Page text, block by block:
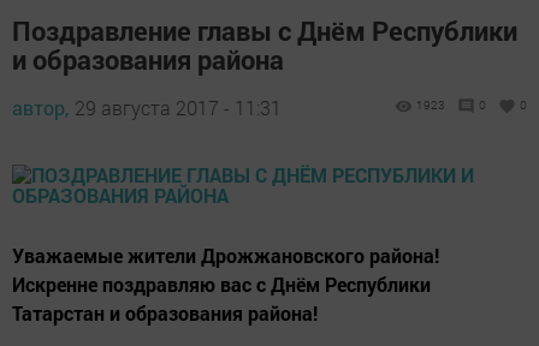
Поздравление главы с Днём Республики
и образования района
автор, 29 августа 2017 - 11:31 1923 0 0
Уважаемые жители Дрожжановского района!
Искренне поздравляю вас с Днём Республики
Татарстан и образования района!